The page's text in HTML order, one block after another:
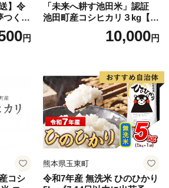
】令
つくし
縄・
円
「未来へ耕す池田米」認証
池田町産コシヒカリ３kg【お
1人様につき３セットまで】
10,000円
コシ
熊本県玉東町
令和7年産 無洗米 ひのひかり